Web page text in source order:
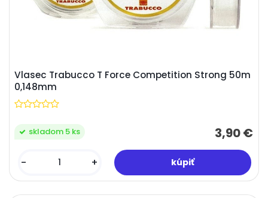
Vlasec Trabucco T Force Competition Strong 50m
0,148mm
3,90 €
skladom 5 ks
- +